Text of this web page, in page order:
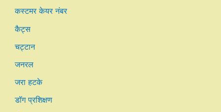
कस्टमर केयर नंबर
कैट्स
चट्टान
जनरल
जरा हटके
डॉग प्रशिक्षण